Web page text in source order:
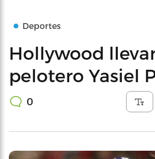
Deportes
Hollywood
pelotero Yasiel
0